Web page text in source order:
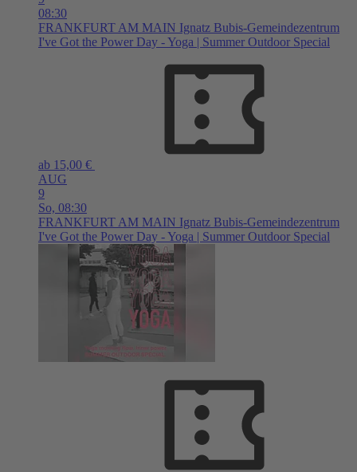
08:30
FRANKFURT AM MAIN Ignatz Bubis-Gemeindezentrum
I've Got the Power Day - Yoga | Summer Outdoor Special
ab 15,00 €
AUG
9
So, 08:30
FRANKFURT AM MAIN Ignatz Bubis-Gemeindezentrum
I've Got the Power Day - Yoga | Summer Outdoor Special